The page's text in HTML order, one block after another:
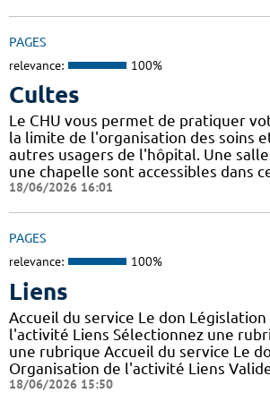
PAGES
relevance: 100%
Cultes
Le CHU vous permet de pratiquer
la limite de l'organisation des soins
autres usagers de l'hôpital. Une
une chapelle sont accessibles dans
18/06/2026 16:01
PAGES
relevance: 100%
Liens
Accueil du service Le don
l'activité Liens Sélectionnez une
une rubrique Accueil du service Le
Organisation de l'activité Liens
18/06/2026 15:50